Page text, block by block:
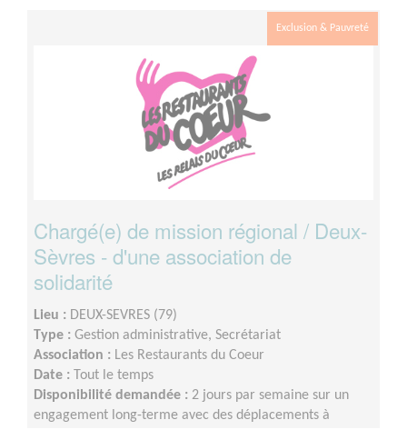
Exclusion & Pauvreté
Chargé(e) de mission régional / Deux-
Sèvres - d'une association de
solidarité
Lieu : DEUX-SEVRES (79)
Type : Gestion administrative, Secrétariat
Association : Les Restaurants du Coeur
Date : Tout le temps
Disponibilité demandée : 2 jours par semaine sur un
engagement long-terme avec des déplacements à